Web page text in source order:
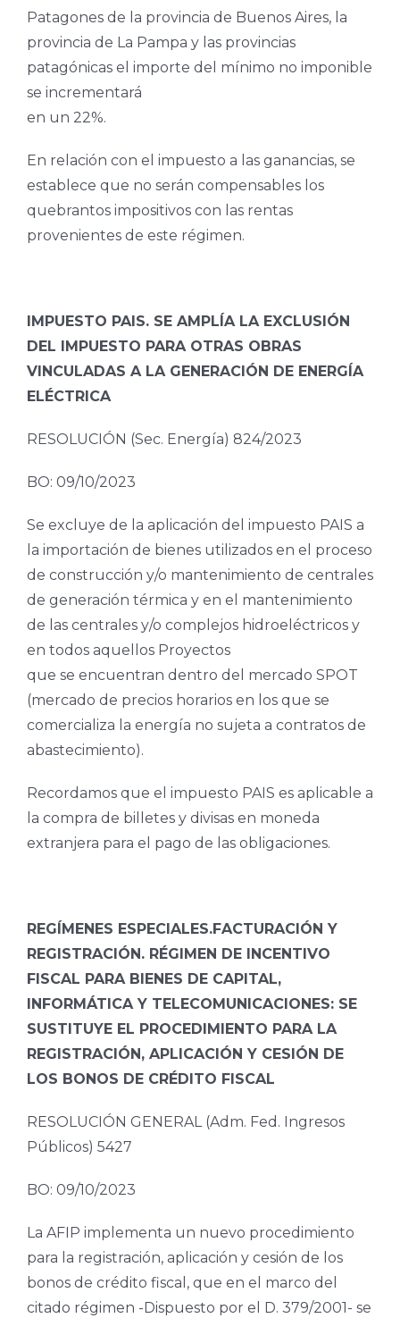
Patagones de la provincia de Buenos Aires, la
provincia de La Pampa y las provincias
patagónicas el importe del mínimo no imponible
se incrementará
en un 22%.
En relación con el impuesto a las ganancias, se
establece que no serán compensables los
quebrantos impositivos con las rentas
provenientes de este régimen.
IMPUESTO PAIS. SE AMPLÍA LA EXCLUSIÓN
DEL IMPUESTO PARA OTRAS OBRAS
VINCULADAS A LA GENERACIÓN DE ENERGÍA
ELÉCTRICA
RESOLUCIÓN (Sec. Energía) 824/2023
BO: 09/10/2023
Se excluye de la aplicación del impuesto PAIS a
la importación de bienes utilizados en el proceso
de construcción y/o mantenimiento de centrales
de generación térmica y en el mantenimiento
de las centrales y/o complejos hidroeléctricos y
en todos aquellos Proyectos
que se encuentran dentro del mercado SPOT
(mercado de precios horarios en los que se
comercializa la energía no sujeta a contratos de
abastecimiento).
Recordamos que el impuesto PAIS es aplicable a
la compra de billetes y divisas en moneda
extranjera para el pago de las obligaciones.
REGÍMENES ESPECIALES.FACTURACIÓN Y
REGISTRACIÓN. RÉGIMEN DE INCENTIVO
FISCAL PARA BIENES DE CAPITAL,
INFORMÁTICA Y TELECOMUNICACIONES: SE
SUSTITUYE EL PROCEDIMIENTO PARA LA
REGISTRACIÓN, APLICACIÓN Y CESIÓN DE
LOS BONOS DE CRÉDITO FISCAL
RESOLUCIÓN GENERAL (Adm. Fed. Ingresos
Públicos) 5427
BO: 09/10/2023
La AFIP implementa un nuevo procedimiento
para la registración, aplicación y cesión de los
bonos de crédito fiscal, que en el marco del
citado régimen -Dispuesto por el D. 379/2001- se